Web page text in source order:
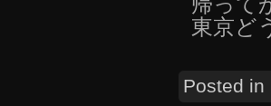
東京ど
Posted in